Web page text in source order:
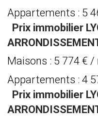
Appartements : 5
Prix immobilier
Maisons : 5 774 € /
Appartements : 4
Prix immobilier